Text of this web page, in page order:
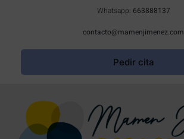
Whatsapp: 663888137
contacto@mamenjimenez.com
Pedir cita